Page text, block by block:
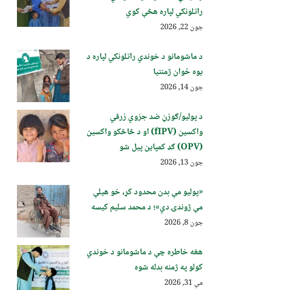
راتلونکي لپاره هڅې کوي
جون 22, 2026
د ماشومانو د خوندي راتلونکي لپاره د
یوه ځوان ژمنتیا
جون 14, 2026
د پولیو/ګوزڼ ضد جزوي زرقي
واکسین (fIPV) او د څاڅکو واکسین
(OPV) ګډ کمپاین پيل شو
جون 13, 2026
«پولیو مې بدن محدود کړ، خو هیلې
مې ژوندۍ دي»؛ د محمد سلیم کیسه
جون 8, 2026
هغه خاطره چې د ماشومانو د خوندي
کولو په ژمنه بدله شوه
مې 31, 2026